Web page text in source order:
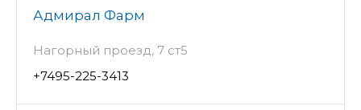
Адмирал Фарм
Нагорный проезд, 7 ст5
+7495-225-3413